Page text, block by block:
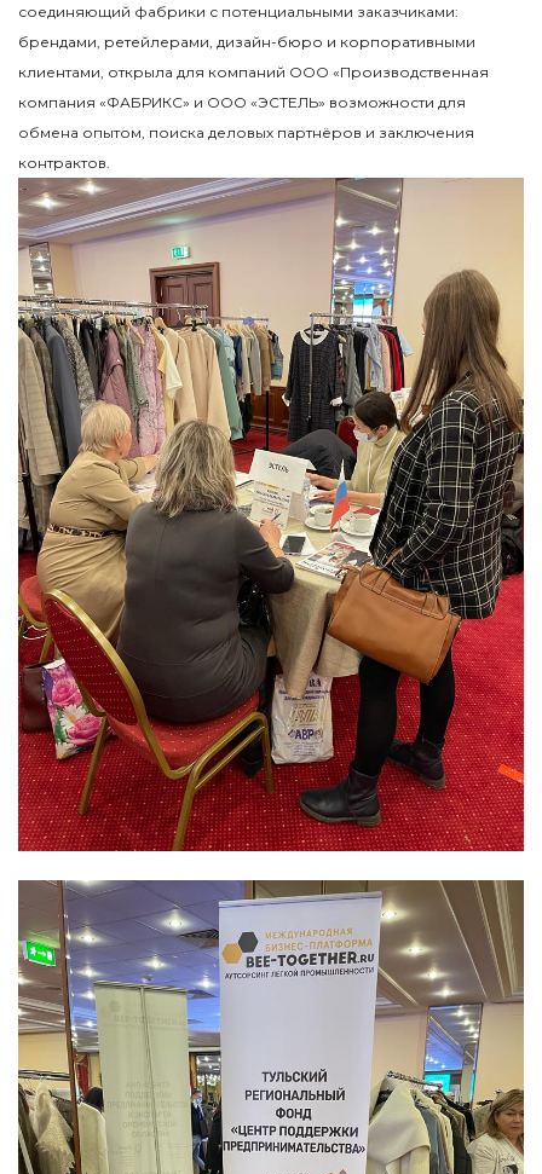
соединяющий фабрики с потенциальными заказчиками:
брендами, ретейлерами, дизайн-бюро и корпоративными
клиентами, открыла для компаний ООО «Производственная
компания «ФАБРИКС» и ООО «ЭСТЕЛЬ» возможности для
обмена опытом, поиска деловых партнёров и заключения
контрактов.